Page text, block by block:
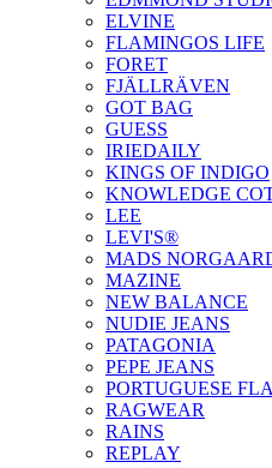
ELVINE
FLAMINGOS LIFE
FORET
FJÄLLRÄVEN
GOT BAG
GUESS
IRIEDAILY
KINGS OF INDIGO
KNOWLEDGE
LEE
LEVI'S®
MADS
MAZINE
NEW BALANCE
NUDIE JEANS
PATAGONIA
PEPE JEANS
PORTUGUESE
RAGWEAR
RAINS
REPLAY